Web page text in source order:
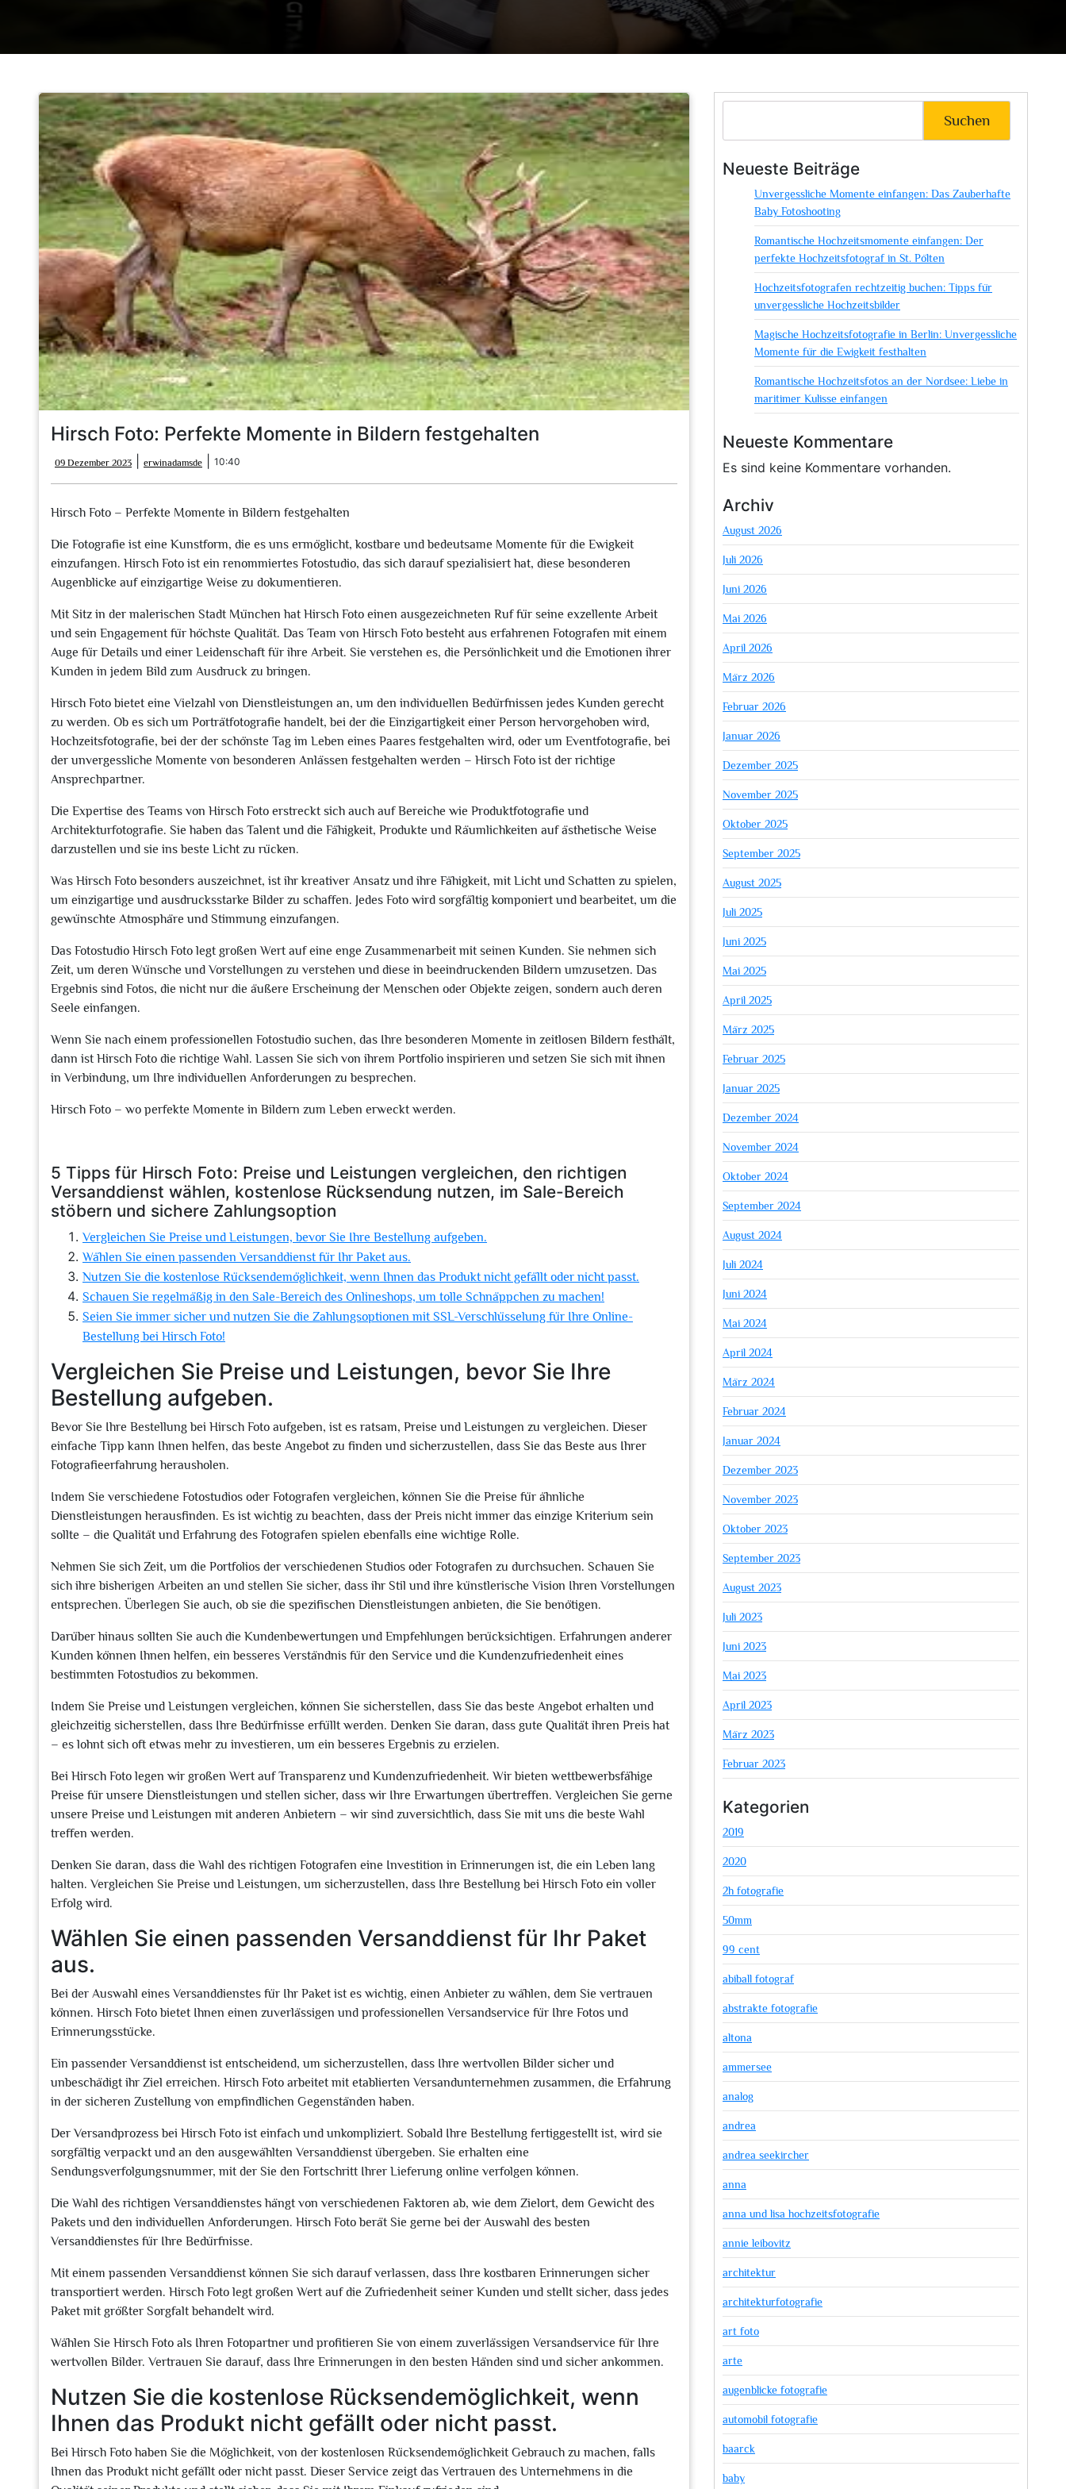
Hirsch Foto: Perfekte Momente in Bildern festgehalten
09 Dezember 2023
Dezember
2023
erwinadamsde erwinadamsde
10:40
Hirsch Foto – Perfekte Momente in Bildern festgehalten
Die Fotografie ist eine Kunstform, die es uns ermöglicht, kostbare und bedeutsame Momente für die Ewigkeit
einzufangen. Hirsch Foto ist ein renommiertes Fotostudio, das sich darauf spezialisiert hat, diese besonderen
Augenblicke auf einzigartige Weise zu dokumentieren.
Mit Sitz in der malerischen Stadt München hat Hirsch Foto einen ausgezeichneten Ruf für seine exzellente Arbeit
und sein Engagement für höchste Qualität. Das Team von Hirsch Foto besteht aus erfahrenen Fotografen mit einem
Auge für Details und einer Leidenschaft für ihre Arbeit. Sie verstehen es, die Persönlichkeit und die Emotionen ihrer
Kunden in jedem Bild zum Ausdruck zu bringen.
Hirsch Foto bietet eine Vielzahl von Dienstleistungen an, um den individuellen Bedürfnissen jedes Kunden gerecht
zu werden. Ob es sich um Porträtfotografie handelt, bei der die Einzigartigkeit einer Person hervorgehoben wird,
Hochzeitsfotografie, bei der der schönste Tag im Leben eines Paares festgehalten wird, oder um Eventfotografie, bei
der unvergessliche Momente von besonderen Anlässen festgehalten werden – Hirsch Foto ist der richtige
Ansprechpartner.
Die Expertise des Teams von Hirsch Foto erstreckt sich auch auf Bereiche wie Produktfotografie und
Architekturfotografie. Sie haben das Talent und die Fähigkeit, Produkte und Räumlichkeiten auf ästhetische Weise
darzustellen und sie ins beste Licht zu rücken.
Was Hirsch Foto besonders auszeichnet, ist ihr kreativer Ansatz und ihre Fähigkeit, mit Licht und Schatten zu spielen,
um einzigartige und ausdrucksstarke Bilder zu schaffen. Jedes Foto wird sorgfältig komponiert und bearbeitet, um die
gewünschte Atmosphäre und Stimmung einzufangen.
Das Fotostudio Hirsch Foto legt großen Wert auf eine enge Zusammenarbeit mit seinen Kunden. Sie nehmen sich
Zeit, um deren Wünsche und Vorstellungen zu verstehen und diese in beeindruckenden Bildern umzusetzen. Das
Ergebnis sind Fotos, die nicht nur die äußere Erscheinung der Menschen oder Objekte zeigen, sondern auch deren
Seele einfangen.
Wenn Sie nach einem professionellen Fotostudio suchen, das Ihre besonderen Momente in zeitlosen Bildern festhält,
dann ist Hirsch Foto die richtige Wahl. Lassen Sie sich von ihrem Portfolio inspirieren und setzen Sie sich mit ihnen
in Verbindung, um Ihre individuellen Anforderungen zu besprechen.
Hirsch Foto – wo perfekte Momente in Bildern zum Leben erweckt werden.
5 Tipps für Hirsch Foto: Preise und Leistungen vergleichen, den richtigen
Versanddienst wählen, kostenlose Rücksendung nutzen, im Sale-Bereich
stöbern und sichere Zahlungsoption
Vergleichen Sie Preise und Leistungen, bevor Sie Ihre Bestellung aufgeben.
Wählen Sie einen passenden Versanddienst für Ihr Paket aus.
Nutzen Sie die kostenlose Rücksendemöglichkeit, wenn Ihnen das Produkt nicht gefällt oder nicht passt.
Schauen Sie regelmäßig in den Sale-Bereich des Onlineshops, um tolle Schnäppchen zu machen!
Seien Sie immer sicher und nutzen Sie die Zahlungsoptionen mit SSL-Verschlüsselung für Ihre Online-
Bestellung bei Hirsch Foto!
Vergleichen Sie Preise und Leistungen, bevor Sie Ihre
Bestellung aufgeben.
Bevor Sie Ihre Bestellung bei Hirsch Foto aufgeben, ist es ratsam, Preise und Leistungen zu vergleichen. Dieser
einfache Tipp kann Ihnen helfen, das beste Angebot zu finden und sicherzustellen, dass Sie das Beste aus Ihrer
Fotografieerfahrung herausholen.
Indem Sie verschiedene Fotostudios oder Fotografen vergleichen, können Sie die Preise für ähnliche
Dienstleistungen herausfinden. Es ist wichtig zu beachten, dass der Preis nicht immer das einzige Kriterium sein
sollte – die Qualität und Erfahrung des Fotografen spielen ebenfalls eine wichtige Rolle.
Nehmen Sie sich Zeit, um die Portfolios der verschiedenen Studios oder Fotografen zu durchsuchen. Schauen Sie
sich ihre bisherigen Arbeiten an und stellen Sie sicher, dass ihr Stil und ihre künstlerische Vision Ihren Vorstellungen
entsprechen. Überlegen Sie auch, ob sie die spezifischen Dienstleistungen anbieten, die Sie benötigen.
Darüber hinaus sollten Sie auch die Kundenbewertungen und Empfehlungen berücksichtigen. Erfahrungen anderer
Kunden können Ihnen helfen, ein besseres Verständnis für den Service und die Kundenzufriedenheit eines
bestimmten Fotostudios zu bekommen.
Indem Sie Preise und Leistungen vergleichen, können Sie sicherstellen, dass Sie das beste Angebot erhalten und
gleichzeitig sicherstellen, dass Ihre Bedürfnisse erfüllt werden. Denken Sie daran, dass gute Qualität ihren Preis hat
– es lohnt sich oft etwas mehr zu investieren, um ein besseres Ergebnis zu erzielen.
Bei Hirsch Foto legen wir großen Wert auf Transparenz und Kundenzufriedenheit. Wir bieten wettbewerbsfähige
Preise für unsere Dienstleistungen und stellen sicher, dass wir Ihre Erwartungen übertreffen. Vergleichen Sie gerne
unsere Preise und Leistungen mit anderen Anbietern – wir sind zuversichtlich, dass Sie mit uns die beste Wahl
treffen werden.
Denken Sie daran, dass die Wahl des richtigen Fotografen eine Investition in Erinnerungen ist, die ein Leben lang
halten. Vergleichen Sie Preise und Leistungen, um sicherzustellen, dass Ihre Bestellung bei Hirsch Foto ein voller
Erfolg wird.
Wählen Sie einen passenden Versanddienst für Ihr Paket
aus.
Bei der Auswahl eines Versanddienstes für Ihr Paket ist es wichtig, einen Anbieter zu wählen, dem Sie vertrauen
können. Hirsch Foto bietet Ihnen einen zuverlässigen und professionellen Versandservice für Ihre Fotos und
Erinnerungsstücke.
Ein passender Versanddienst ist entscheidend, um sicherzustellen, dass Ihre wertvollen Bilder sicher und
unbeschädigt ihr Ziel erreichen. Hirsch Foto arbeitet mit etablierten Versandunternehmen zusammen, die Erfahrung
in der sicheren Zustellung von empfindlichen Gegenständen haben.
Der Versandprozess bei Hirsch Foto ist einfach und unkompliziert. Sobald Ihre Bestellung fertiggestellt ist, wird sie
sorgfältig verpackt und an den ausgewählten Versanddienst übergeben. Sie erhalten eine
Sendungsverfolgungsnummer, mit der Sie den Fortschritt Ihrer Lieferung online verfolgen können.
Die Wahl des richtigen Versanddienstes hängt von verschiedenen Faktoren ab, wie dem Zielort, dem Gewicht des
Pakets und den individuellen Anforderungen. Hirsch Foto berät Sie gerne bei der Auswahl des besten
Versanddienstes für Ihre Bedürfnisse.
Mit einem passenden Versanddienst können Sie sich darauf verlassen, dass Ihre kostbaren Erinnerungen sicher
transportiert werden. Hirsch Foto legt großen Wert auf die Zufriedenheit seiner Kunden und stellt sicher, dass jedes
Paket mit größter Sorgfalt behandelt wird.
Wählen Sie Hirsch Foto als Ihren Fotopartner und profitieren Sie von einem zuverlässigen Versandservice für Ihre
wertvollen Bilder. Vertrauen Sie darauf, dass Ihre Erinnerungen in den besten Händen sind und sicher ankommen.
Nutzen Sie die kostenlose Rücksendemöglichkeit, wenn
Ihnen das Produkt nicht gefällt oder nicht passt.
Bei Hirsch Foto haben Sie die Möglichkeit, von der kostenlosen Rücksendemöglichkeit Gebrauch zu machen, falls
Ihnen das Produkt nicht gefällt oder nicht passt. Dieser Service zeigt das Vertrauen des Unternehmens in die
Suchen
Neueste Beiträge
Unvergessliche Momente einfangen: Das Zauberhafte
Baby Fotoshooting
Romantische Hochzeitsmomente einfangen: Der
perfekte Hochzeitsfotograf in St. Pölten
Hochzeitsfotografen rechtzeitig buchen: Tipps für
unvergessliche Hochzeitsbilder
Magische Hochzeitsfotografie in Berlin: Unvergessliche
Momente für die Ewigkeit festhalten
Romantische Hochzeitsfotos an der Nordsee: Liebe in
maritimer Kulisse einfangen
Neueste Kommentare
Es sind keine Kommentare vorhanden.
Archiv
August 2026
Juli 2026
Juni 2026
Mai 2026
April 2026
März 2026
Februar 2026
Januar 2026
Dezember 2025
November 2025
Oktober 2025
September 2025
August 2025
Juli 2025
Juni 2025
Mai 2025
April 2025
März 2025
Februar 2025
Januar 2025
Dezember 2024
November 2024
Oktober 2024
September 2024
August 2024
Juli 2024
Juni 2024
Mai 2024
April 2024
März 2024
Februar 2024
Januar 2024
Dezember 2023
November 2023
Oktober 2023
September 2023
August 2023
Juli 2023
Juni 2023
Mai 2023
April 2023
März 2023
Februar 2023
Kategorien
2019
2020
2h fotografie
50mm
99 cent
abiball fotograf
abstrakte fotografie
altona
ammersee
analog
andrea
andrea seekircher
anna
anna und lisa hochzeitsfotografie
annie leibovitz
architektur
architekturfotografie
art foto
arte
augenblicke fotografie
automobil fotografie
baarck
baby